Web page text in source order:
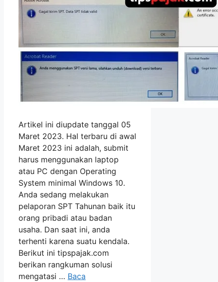
Artikel ini diupdate tanggal 05
Maret 2023. Hal terbaru di awal
Maret 2023 ini adalah, submit
harus menggunakan laptop
atau PC dengan Operating
System minimal Windows 10.
Anda sedang melakukan
pelaporan SPT Tahunan baik itu
orang pribadi atau badan
usaha. Dan saat ini, anda
terhenti karena suatu kendala.
Berikut ini tipspajak.com
berikan rangkuman solusi
mengatasi … Baca